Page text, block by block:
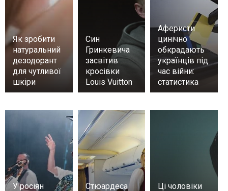
Як зробити
натуральний
дезодорант
для чутливої
шкіри
Син
Гринкевича
засвітив
кросівки
Louis Vuitton
Аферисти
цинічно
обкрадають
українців під
час війни:
статистика
У росіян
Стюардеса
Ці чоловіки